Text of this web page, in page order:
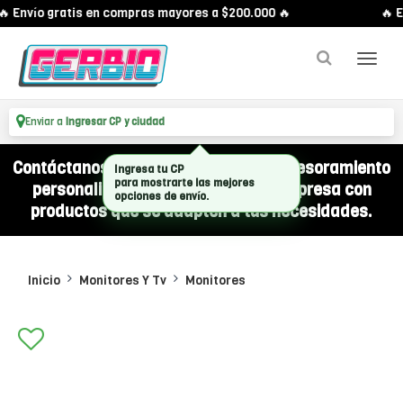
Envío gratis en compras mayores a $200.000 🔥 🔥
Enviar a Ingresar CP y ciudad
Contáctanos por WhatsApp y recibí asesoramiento
personalizado para equipar a tu empresa con
productos que se adapten a tus necesidades.
Inicio Monitores Y Tv Monitores